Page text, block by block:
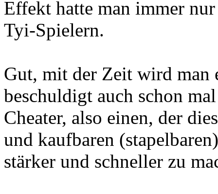
Effekt hatte man immer
Tyi-Spielern.
Gut, mit der Zeit wird man
beschuldigt auch schon
Cheater, also einen, der
und kaufbaren
stärker und schneller zu